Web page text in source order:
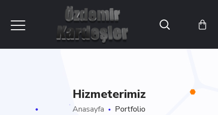
Hizmeterimiz
Anasayfa Portfolio